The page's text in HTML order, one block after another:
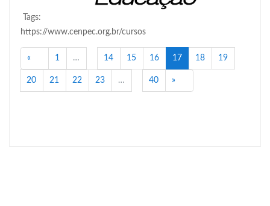
Tags:
https://www.cenpec.org.br/cursos
« Anterior
1 … 14 15 16 17(atual)
18 19
20 21 22 23 … 40 »